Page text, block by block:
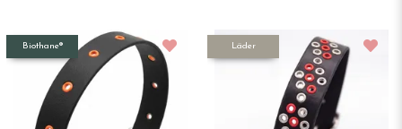
Biothane® Läder